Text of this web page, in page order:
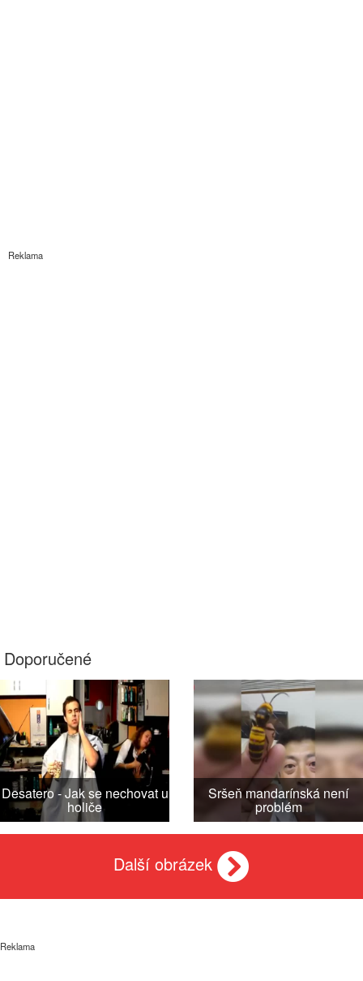
Reklama
Doporučené
Desatero - Jak se nechovat u
holiče
Sršeň mandarínská není
problém
Další obrázek
Reklama